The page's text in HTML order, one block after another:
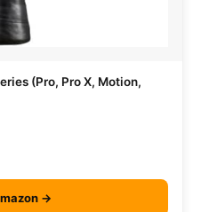
(Pro, Pro X, Motion,
→